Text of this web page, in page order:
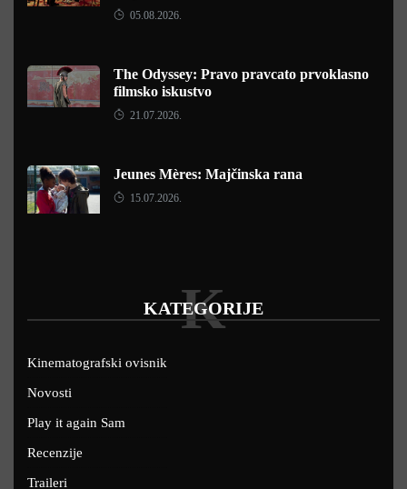
05.08.2026.
The Odyssey: Pravo pravcato prvoklasno
filmsko iskustvo
21.07.2026.
Jeunes Mères: Majčinska rana
15.07.2026.
KATEGORIJE
K
Kinematografski ovisnik
Novosti
Play it again Sam
Recenzije
Traileri